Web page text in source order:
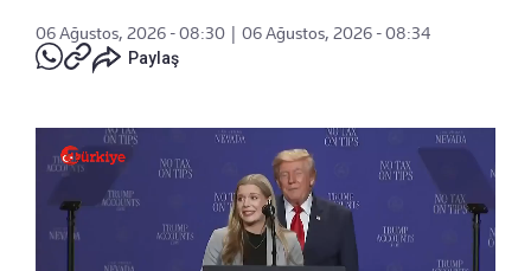
06 Ağustos, 2026 - 08:30
06 Ağustos, 2026 - 08:34
Paylaş